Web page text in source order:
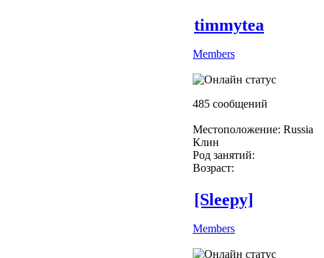
timmytea
Members
485 сообщений
Местоположение: Russia
Клин
Род занятий:
Возраст:
[Sleepy]
Members